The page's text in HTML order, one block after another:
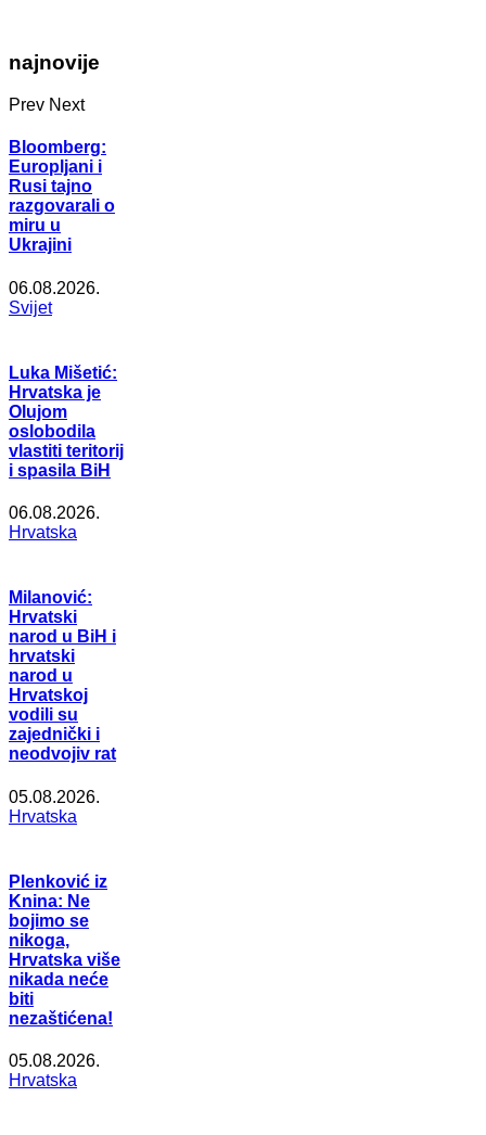
najnovije
Prev Next
Bloomberg:
Europljani i
Rusi tajno
razgovarali o
miru u
Ukrajini
06.08.2026.
Svijet
Luka Mišetić:
Hrvatska je
Olujom
oslobodila
vlastiti teritorij
i spasila BiH
06.08.2026.
Hrvatska
Milanović:
Hrvatski
narod u BiH i
hrvatski
narod u
Hrvatskoj
vodili su
zajednički i
neodvojiv rat
05.08.2026.
Hrvatska
Plenković iz
Knina: Ne
bojimo se
nikoga,
Hrvatska više
nikada neće
biti
nezaštićena!
05.08.2026.
Hrvatska